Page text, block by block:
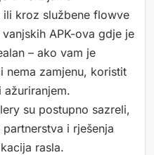
kroz službene flowve
APK-ova gdje je
– ako vam je
nema zamjenu, koristit
su postupno sazreli,
i rješenja
rasla.